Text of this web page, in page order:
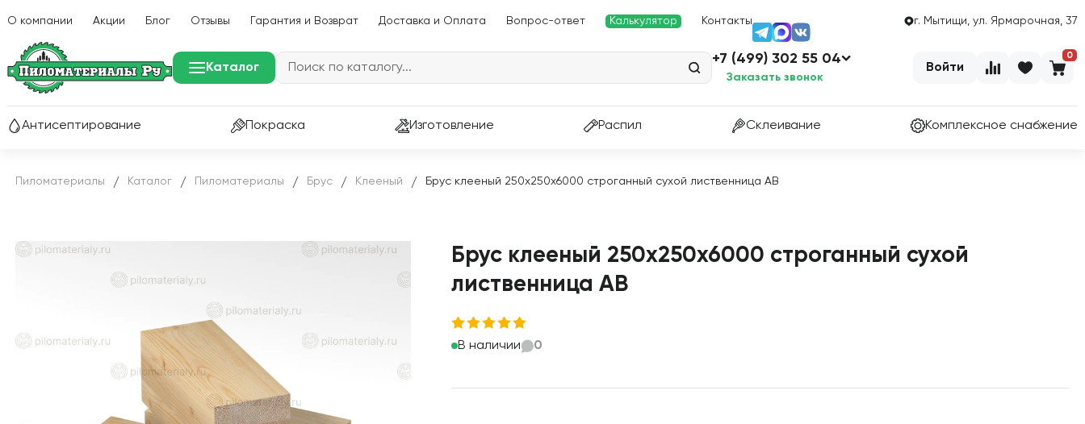
О компании Акции Блог Отзывы Гарантия и Возврат Доставка и Оплата Вопрос-ответ Калькулятор Контакты г. Мытищи, ул. Ярмарочная, 37
Каталог
+7 (499) 302 55 04
Заказать звонок
Войти
0
Антисептирование Покраска Изготовление Распил Склеивание Комплексное снабжение
Пиломатериалы / Каталог / Пиломатериалы / Брус / Клееный / Брус клееный 250х250х6000 строганный сухой лиственница АВ
Брус клееный 250х250х6000 строганный сухой
лиственница АВ
В наличии 0